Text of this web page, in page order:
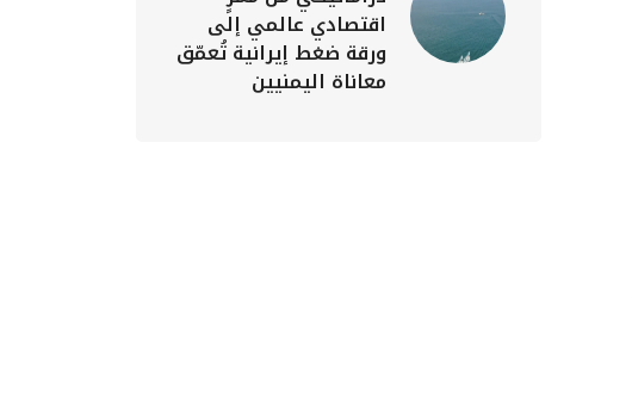
اقتصادي عالمي إلى
ورقة ضغط إيرانية تُعمّق
معاناة اليمنيين